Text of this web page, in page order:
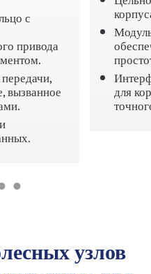
с
привода
для
узлов